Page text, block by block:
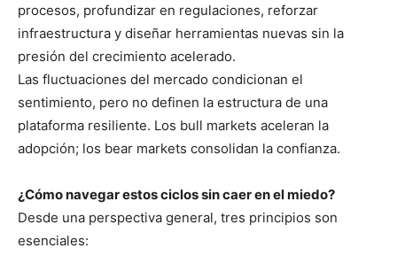
procesos, profundizar en regulaciones, reforzar
infraestructura y diseñar herramientas nuevas sin la
presión del crecimiento acelerado.
Las fluctuaciones del mercado condicionan el
sentimiento, pero no definen la estructura de una
plataforma resiliente. Los bull markets aceleran la
adopción; los bear markets consolidan la confianza.
¿Cómo navegar estos ciclos sin caer en el miedo?
Desde una perspectiva general, tres principios son
esenciales: